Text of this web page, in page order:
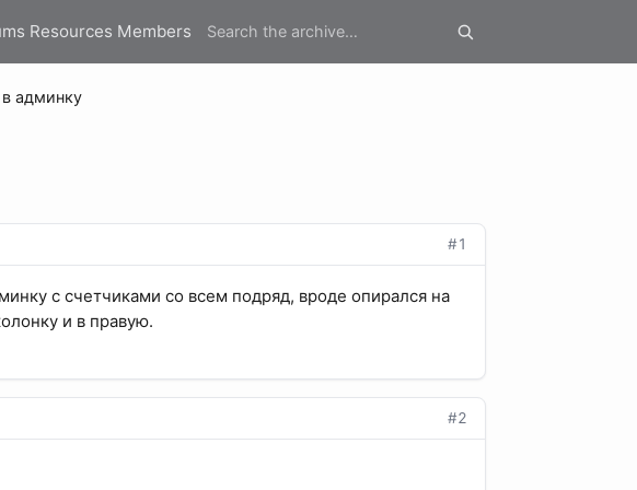
Resources Members
админку
#1
с счетчиками со всем подряд, вроде опирался на
и в правую.
#2